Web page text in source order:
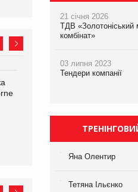
атаки
21 січня 2026
ТДВ «Золотоніський
комбінат»
03 липня 2023
Тендери компанії
Яна Олентир
Тетяна Ільєнко